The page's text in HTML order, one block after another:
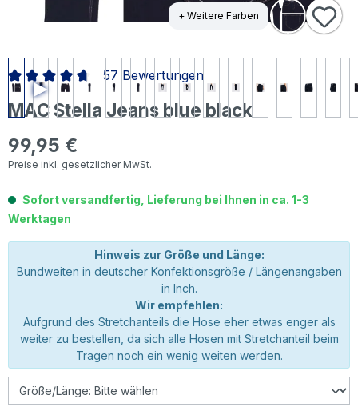
+ Weitere Farben
MAC Stella Jeans blue black
Regulärer Preis:
99,95 €
Preise inkl. gesetzlicher MwSt.
Durchschnittliche Bewertung von 4.79 von 5 Sternen
57 Bewertungen
Sofort versandfertig, Lieferung bei Ihnen in ca. 1-3
Werktagen
Hinweis zur Größe und Länge:
Bundweiten in deutscher Konfektionsgröße / Längenangaben
in Inch.
Wir empfehlen:
Aufgrund des Stretchanteils die Hose eher etwas enger als
weiter zu bestellen, da sich alle Hosen mit Stretchanteil beim
Tragen noch ein wenig weiten werden.